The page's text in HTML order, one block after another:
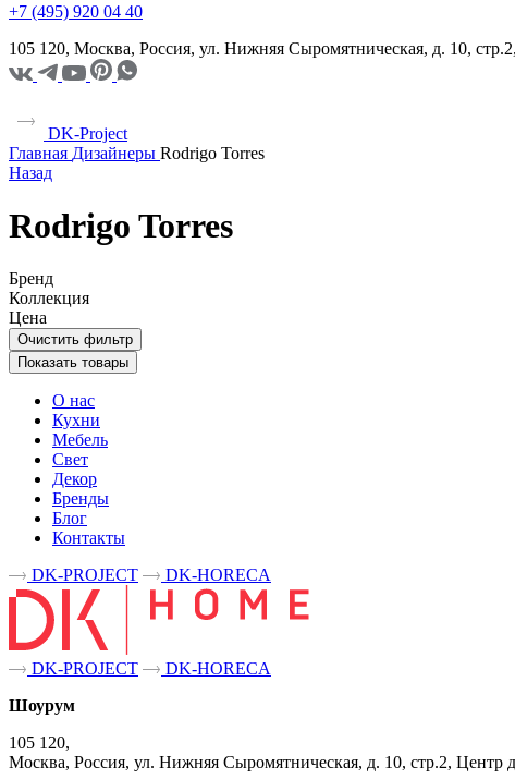
+7 (495) 920 04 40
105 120, Москва, Россия, ул. Нижняя Сыромятническая, д. 10,
DK-Project
Главная Дизайнеры Rodrigo Torres
Назад
Rodrigo Torres
Бренд
Коллекция
Цена
Очистить фильтр
Показать товары
О нас
Кухни
Мебель
Свет
Декор
Бренды
Блог
Контакты
DK-PROJECT
DK-HORECA
DK-PROJECT
DK-HORECA
Шоурум
105 120,
Москва, Россия, ул. Нижняя Сыромятническая, д. 10, стр.2, Центр